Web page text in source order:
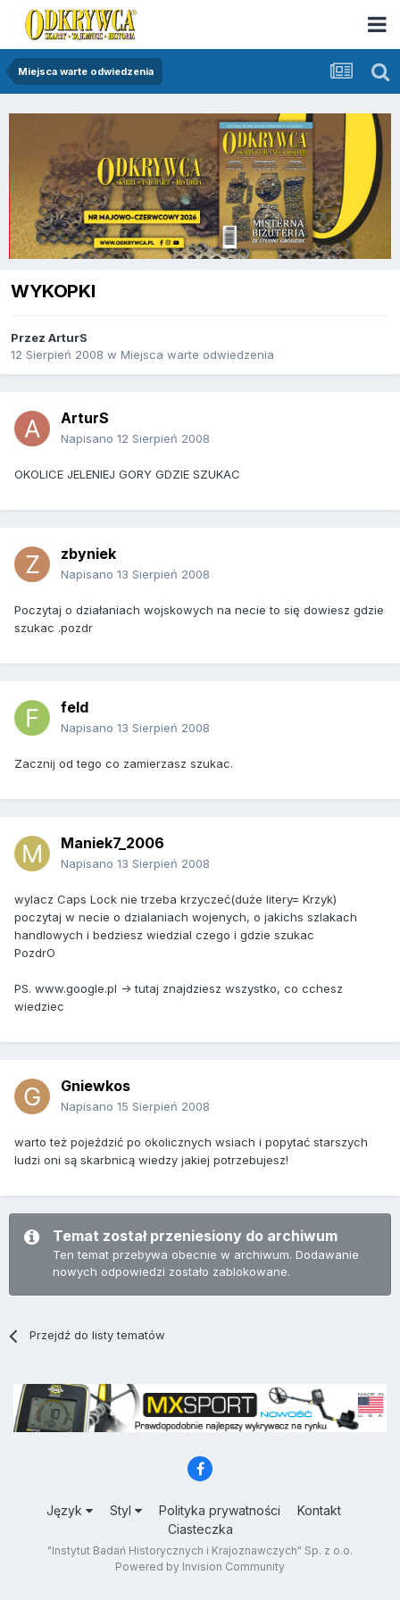
Miejsca warte odwiedzenia
WYKOPKI
Przez ArturS
12 Sierpień 2008 w Miejsca warte odwiedzenia
ArturS
Napisano 12 Sierpień 2008
OKOLICE JELENIEJ GORY GDZIE SZUKAC
zbyniek
Napisano 13 Sierpień 2008
Poczytaj o działaniach wojskowych na necie to się dowiesz gdzie
szukac .pozdr
feld
Napisano 13 Sierpień 2008
Zacznij od tego co zamierzasz szukac.
Maniek7_2006
Napisano 13 Sierpień 2008
wylacz Caps Lock nie trzeba krzyczeć(duże litery= Krzyk)
poczytaj w necie o dzialaniach wojenych, o jakichs szlakach
handlowych i bedziesz wiedzial czego i gdzie szukac
PozdrO
PS. www.google.pl -> tutaj znajdziesz wszystko, co cchesz
wiedziec
Gniewkos
Napisano 15 Sierpień 2008
warto też pojeździć po okolicznych wsiach i popytać starszych
ludzi oni są skarbnicą wiedzy jakiej potrzebujesz!
Temat został przeniesiony do archiwum
Ten temat przebywa obecnie w archiwum. Dodawanie
nowych odpowiedzi zostało zablokowane.
Przejdź do listy tematów
Język Styl Polityka prywatności
Kontakt
Ciasteczka
"Instytut Badań Historycznych i Krajoznawczych" Sp. z o.o.
Powered by Invision Community